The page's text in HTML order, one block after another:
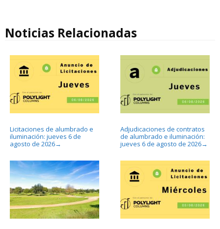
Noticias Relacionadas
Licitaciones de alumbrado e
iluminación: jueves 6 de
agosto de 2026→
Adjudicaciones de contratos
de alumbrado e iluminación:
jueves 6 de agosto de 2026→